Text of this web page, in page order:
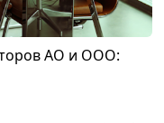
АО и ООО: